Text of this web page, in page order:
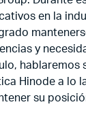
en la
y
hablaremos
Hinode a lo
su